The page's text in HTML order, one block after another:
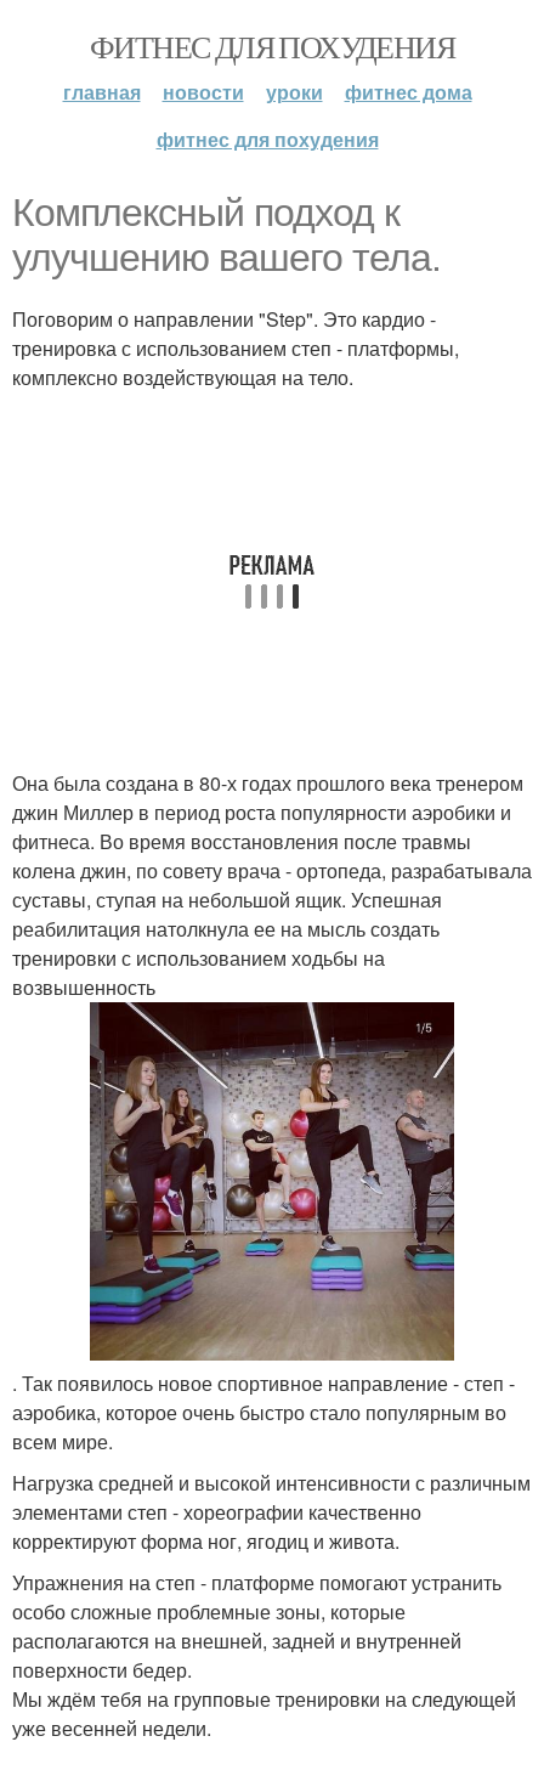
ФИТНЕС ДЛЯ ПОХУДЕНИЯ
главная новости уроки
фитнес дома
фитнес для похудения
Комплексный подход к
улучшению вашего тела.
Поговорим о направлении "Step". Это кардио -
тренировка с использованием степ - платформы,
комплексно воздействующая на тело.
Она была создана в 80-х годах прошлого века тренером
джин Миллер в период роста популярности аэробики и
фитнеса. Во время восстановления после травмы
колена джин, по совету врача - ортопеда, разрабатывала
суставы, ступая на небольшой ящик. Успешная
реабилитация натолкнула ее на мысль создать
тренировки с использованием ходьбы на
возвышенность
. Так появилось новое спортивное направление - степ -
аэробика, которое очень быстро стало популярным во
всем мире.
Нагрузка средней и высокой интенсивности с различным
элементами степ - хореографии качественно
корректируют форма ног, ягодиц и живота.
Упражнения на степ - платформе помогают устранить
особо сложные проблемные зоны, которые
располагаются на внешней, задней и внутренней
поверхности бедер.
Мы ждём тебя на групповые тренировки на следующей
уже весенней недели.